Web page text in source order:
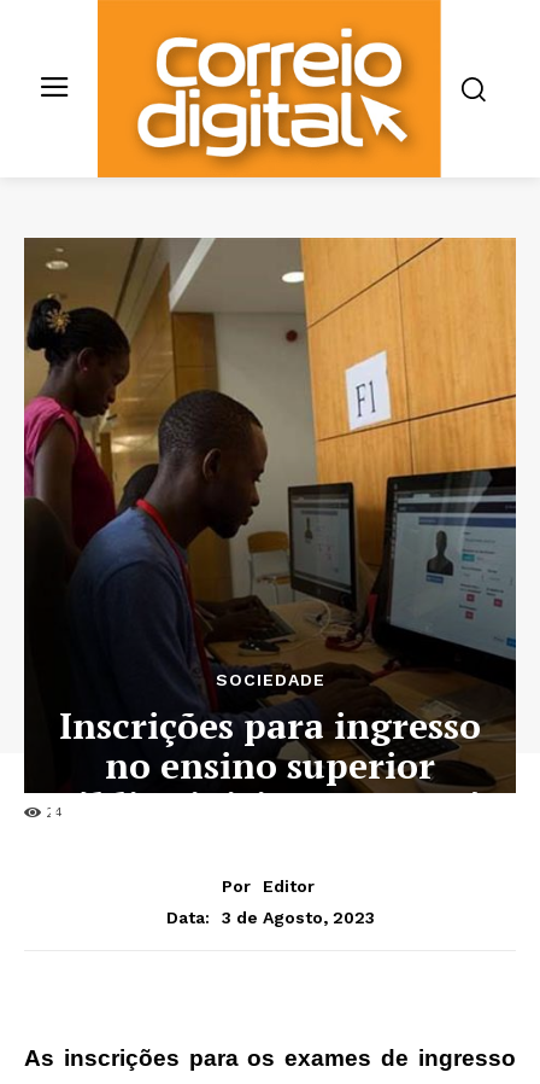
24
SOCIEDADE
Inscrições para ingresso
no ensino superior
público iniciaram no país
Por
Editor
Data:
3 de Agosto, 2023
As inscrições para os exames de ingresso